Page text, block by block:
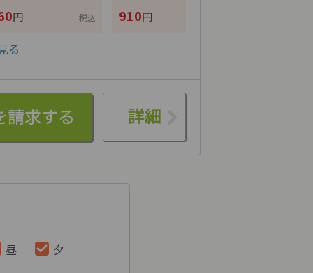
円 税込 910円
る
詳細
昼
夕